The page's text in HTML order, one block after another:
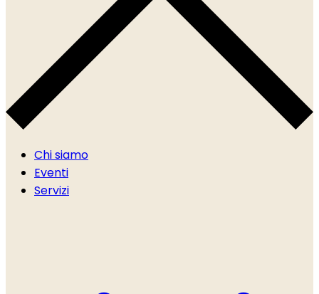
Chi siamo
Eventi
Servizi